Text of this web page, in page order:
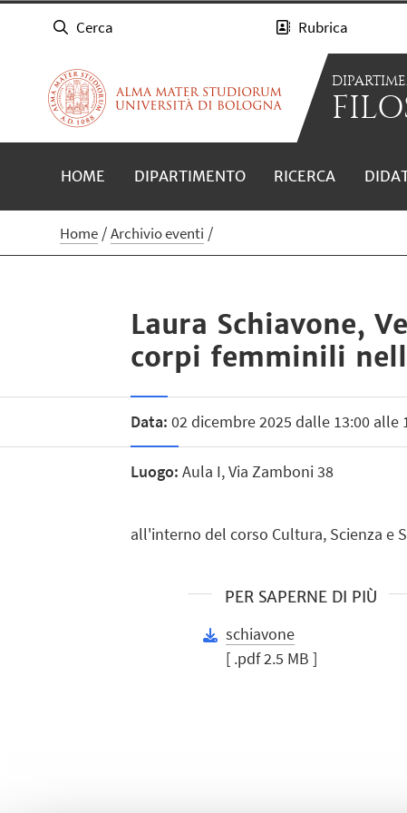
Cerca Rubrica
HOME DIPARTIMENTO RICERCA
Home Archivio eventi
Laura Schiavone,
corpi femminili
Data: 02 dicembre 2025 dalle 13:00 alle
Luogo: Aula I, Via Zamboni 38
all'interno del corso Cultura, Scienza e
PER SAPERNE DI PIÙ
schiavone
[ .pdf 2.5 MB ]